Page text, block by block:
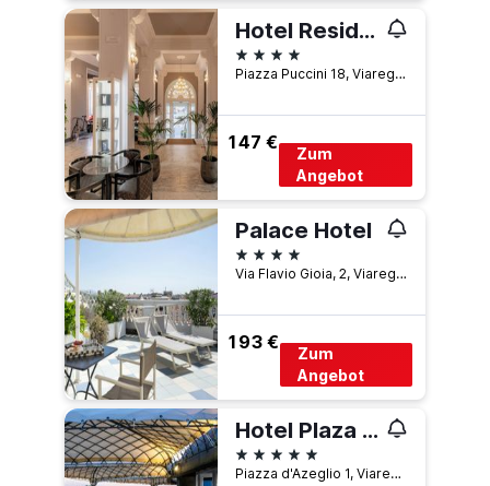
Hotel Residence Esplanade
4 Sterne
Piazza Puccini 18, Viareggio, Toskana, Italien
147 €
Zum
Angebot
Palace Hotel
4 Sterne
Via Flavio Gioia, 2, Viareggio, Toskana, Italien
193 €
Zum
Angebot
Hotel Plaza e de Russie - Relais & Châteaux
5 Sterne
Piazza d'Azeglio 1, Viareggio, Toskana, Italien